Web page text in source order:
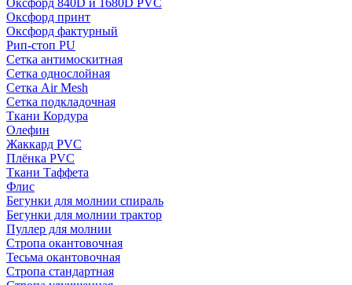
Оксфорд 840D и 1680D PVC
Оксфорд принт
Оксфорд фактурный
Рип-стоп PU
Сетка антимоскитная
Сетка однослойная
Сетка Air Mesh
Сетка подкладочная
Ткани Кордура
Олефин
Жаккард PVC
Плёнка PVC
Ткани Таффета
Флис
Бегунки для молнии спираль
Бегунки для молнии трактор
Пуллер для молнии
Стропа окантовочная
Тесьма окантовочная
Стропа стандартная